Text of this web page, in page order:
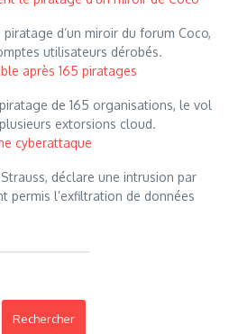
d’un miroir du forum Coco,
utilisateurs dérobés.
après 165 piratages
de 165 organisations, le vol
extorsions cloud.
cyberattaque
déclare une intrusion par
permis l’exfiltration de données
Rechercher